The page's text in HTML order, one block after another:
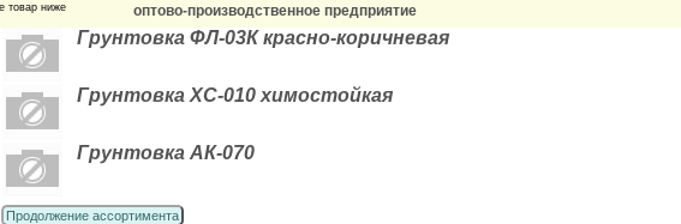
товар ниже
оптово-производственное предприятие
Грунтовка ФЛ-03К красно-коричневая
Грунтовка ХС-010 химостойкая
Грунтовка АК-070
Продолжение ассортимента